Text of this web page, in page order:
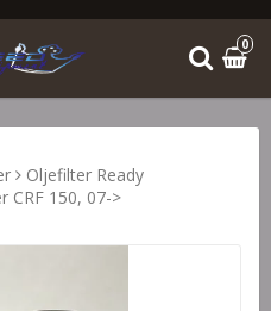
0
Oljefilter Ready
CRF 150, 07->